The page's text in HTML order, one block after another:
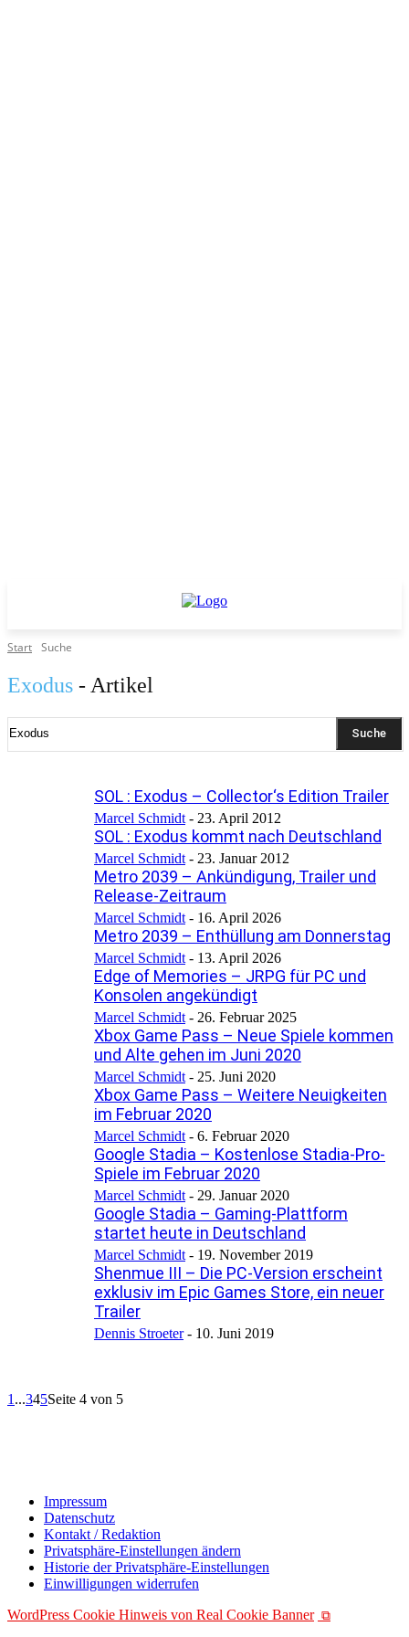
Start Suche
Exodus - Artikel
Suche
SOL : Exodus – Collector‘s Edition Trailer
Marcel Schmidt - 23. April 2012
SOL : Exodus kommt nach Deutschland
Marcel Schmidt - 23. Januar 2012
Metro 2039 – Ankündigung, Trailer und
Release-Zeitraum
Marcel Schmidt - 16. April 2026
Metro 2039 – Enthüllung am Donnerstag
Marcel Schmidt - 13. April 2026
Edge of Memories – JRPG für PC und
Konsolen angekündigt
Marcel Schmidt - 26. Februar 2025
Xbox Game Pass – Neue Spiele kommen
und Alte gehen im Juni 2020
Marcel Schmidt - 25. Juni 2020
Xbox Game Pass – Weitere Neuigkeiten
im Februar 2020
Marcel Schmidt - 6. Februar 2020
Google Stadia – Kostenlose Stadia-Pro-
Spiele im Februar 2020
Marcel Schmidt - 29. Januar 2020
Google Stadia – Gaming-Plattform
startet heute in Deutschland
Marcel Schmidt - 19. November 2019
Shenmue III – Die PC-Version erscheint
exklusiv im Epic Games Store, ein neuer
Trailer
Dennis Stroeter - 10. Juni 2019
1 ...345Seite 4 von 5
Impressum
Datenschutz
Kontakt / Redaktion
Privatsphäre-Einstellungen ändern
Historie der Privatsphäre-Einstellungen
Einwilligungen widerrufen
WordPress Cookie Hinweis von Real Cookie Banner